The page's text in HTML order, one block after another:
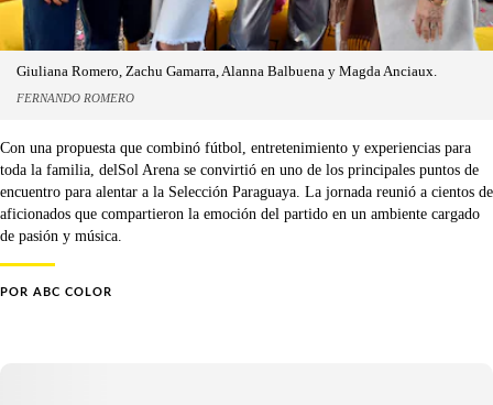
Giuliana Romero, Zachu Gamarra, Alanna Balbuena y Magda Anciaux.
FERNANDO ROMERO
Con una propuesta que combinó fútbol, entretenimiento y experiencias para
toda la familia, delSol Arena se convirtió en uno de los principales puntos de
encuentro para alentar a la Selección Paraguaya. La jornada reunió a cientos de
aficionados que compartieron la emoción del partido en un ambiente cargado
de pasión y música.
POR ABC COLOR